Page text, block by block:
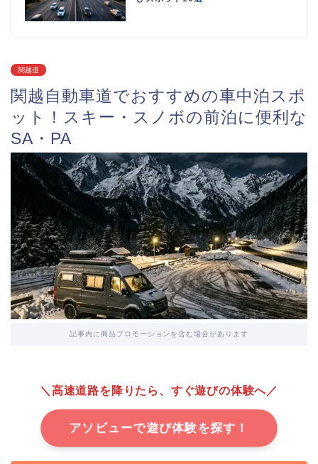
関越道
関越自動車道でおすすめの車中泊スポ
ット！スキー・スノボの前泊に便利な
SA・PA
記事内に商品プロモーションを含む場合があります
＼高速道路を降りたら、すぐ遊びの体験へ／
アソビューで遊び体験を探す！